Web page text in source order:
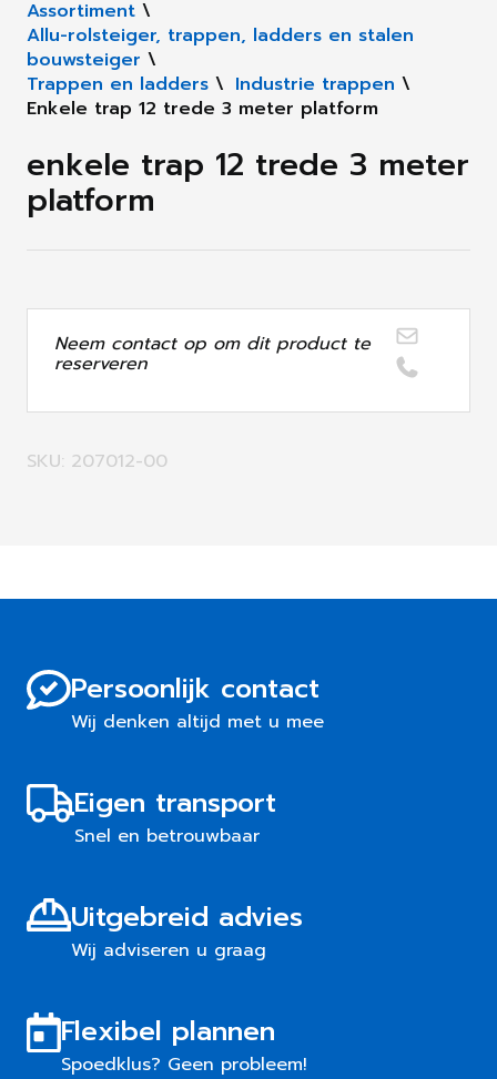
Assortiment \
Allu-rolsteiger, trappen, ladders en stalen
bouwsteiger \
Trappen en ladders \ Industrie trappen \
Enkele trap 12 trede 3 meter platform
enkele trap 12 trede 3 meter
platform
Neem contact op om dit product te
reserveren
SKU: 207012-00
Persoonlijk contact
Wij denken altijd met u mee
Eigen transport
Snel en betrouwbaar
Uitgebreid advies
Wij adviseren u graag
Flexibel plannen
Spoedklus? Geen probleem!